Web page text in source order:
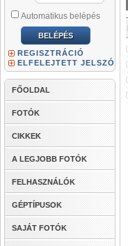
Automatikus belépés
REGISZTRÁCIÓ
ELFELEJTETT JELSZÓ
FŐOLDAL
FOTÓK
CIKKEK
A LEGJOBB FOTÓK
FELHASZNÁLÓK
GÉPTÍPUSOK
SAJÁT FOTÓK